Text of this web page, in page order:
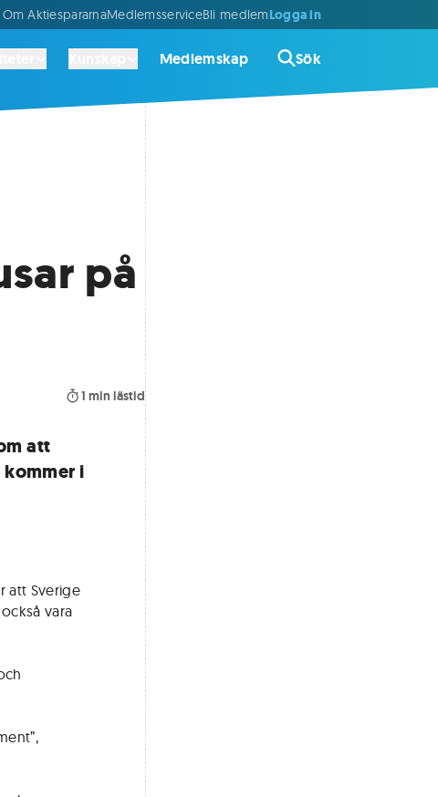
Om AktiespararnaMedlemsserviceBli medlemLogga in
Medlemskap Sök
på
1 min lästid
att
i
att Sverige
vara